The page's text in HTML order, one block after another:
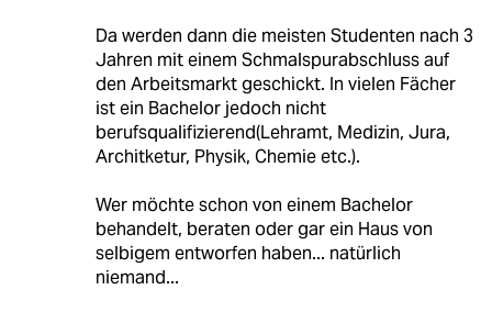
Da werden dann die meisten Studenten nach 3
Jahren mit einem Schmalspurabschluss auf
den Arbeitsmarkt geschickt. In vielen Fächer
ist ein Bachelor jedoch nicht
berufsqualifizierend(Lehramt, Medizin, Jura,
Architketur, Physik, Chemie etc.).
Wer möchte schon von einem Bachelor
behandelt, beraten oder gar ein Haus von
selbigem entworfen haben... natürlich
niemand...